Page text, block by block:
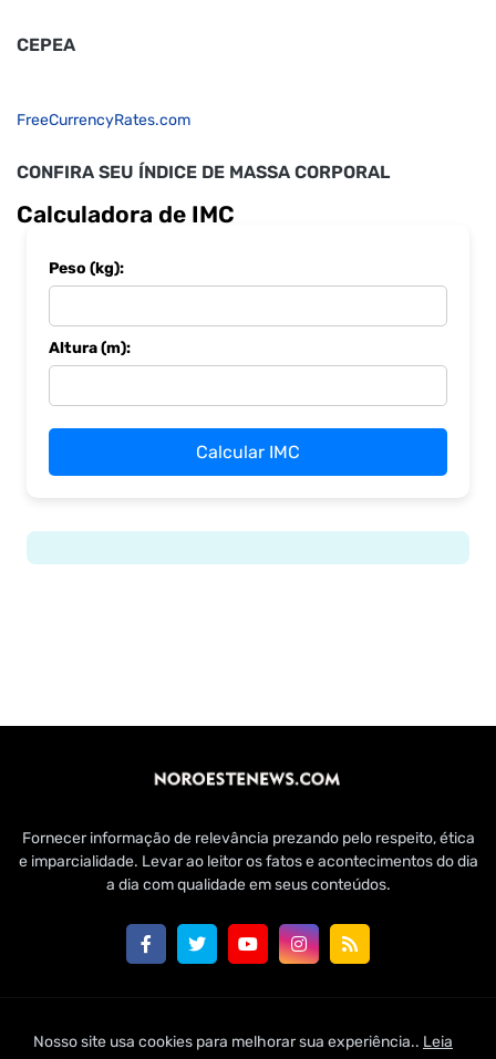
CEPEA
FreeCurrencyRates.com
CONFIRA SEU ÍNDICE DE MASSA CORPORAL
Calculadora de IMC
Peso (kg):
Altura (m):
Calcular IMC
Fornecer informação de relevância prezando pelo respeito, ética
e imparcialidade. Levar ao leitor os fatos e acontecimentos do dia
a dia com qualidade em seus conteúdos.
Customizado por Edmundo Baía Júnior para Jornal Noroeste
Nosso site usa cookies para melhorar sua experiência.. Leia